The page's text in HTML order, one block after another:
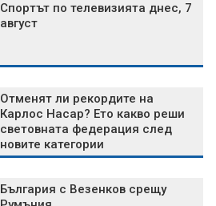
Спортът по телевизията днес, 7
август
Отменят ли рекордите на
Карлос Насар? Ето какво реши
световната федерация след
новите категории
България с Везенков срещу